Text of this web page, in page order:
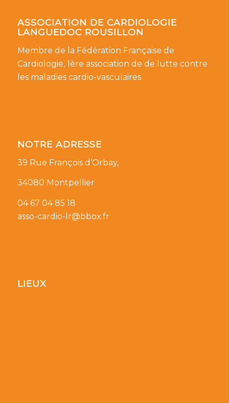
ASSOCIATION DE CARDIOLOGIE
LANGUEDOC ROUSILLON
Membre de la Fédération Française de
Cardiologie, 1ère association de de lutte contre
les maladies cardio-vasculaires
NOTRE ADRESSE
39 Rue François d’Orbay,
34080 Montpellier
04 67 04 85 18
asso-cardio-lr@bbox.fr
LIEUX